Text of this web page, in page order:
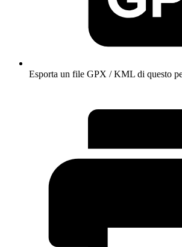
Esporta un file GPX / KML di questo